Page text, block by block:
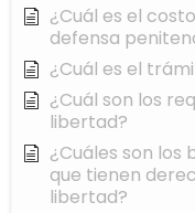
¿Cuál es el
defensa
¿Cuál es el
¿Cuál son los
libertad?
¿Cuáles son los
que tienen
libertad?